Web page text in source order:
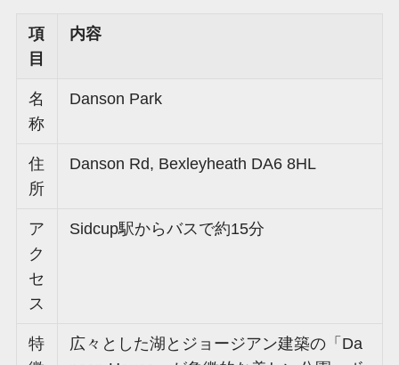
項
目
内容
名
称
Danson Park
住
所
Danson Rd, Bexleyheath DA6 8HL
ア
ク
セ
ス
Sidcup駅からバスで約15分
特
広々とした湖とジョージアン建築の「Da